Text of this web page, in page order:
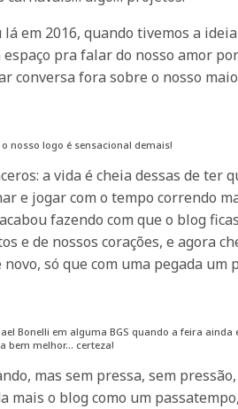
lá em 2016, quando tivemos a
pra falar do nosso amor
conversa fora sobre o nosso
nosso logo é sensacional demais!
a vida é cheia dessas de ter
e jogar com o tempo correndo
fazendo com que o blog
e de nossos corações, e agora
novo, só que com uma pegada
Bonelli em alguma BGS quando a feira
bem melhor… certeza!
mas sem pressa, sem
mais o blog como um